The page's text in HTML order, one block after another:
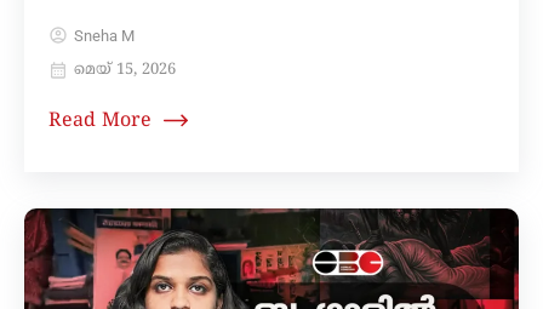
Sneha M
മെയ്‌ 15, 2026
Read More